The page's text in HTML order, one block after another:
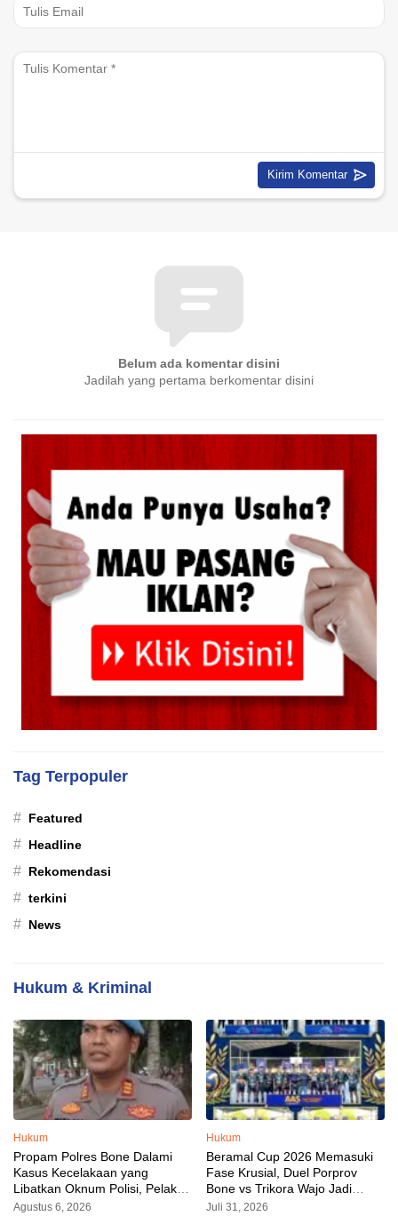
Belum ada komentar disini
Jadilah yang pertama berkomentar disini
Tag Terpopuler
# Featured
# Headline
# Rekomendasi
# terkini
# News
Hukum & Kriminal
Hukum
Propam Polres Bone Dalami
Kasus Kecelakaan yang
Libatkan Oknum Polisi, Pelaku
Sudah Diamankan
Agustus 6, 2026
Hukum
Beramal Cup 2026 Memasuki
Fase Krusial, Duel Porprov
Bone vs Trikora Wajo Jadi
Sorotan Malam Ini
Juli 31, 2026